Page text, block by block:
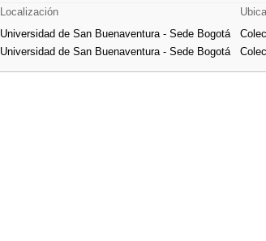
Localización
Universidad de San Buenaventura - Sede Bogotá
Universidad de San Buenaventura - Sede Bogotá